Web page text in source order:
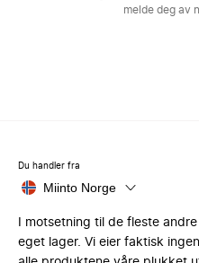
melde deg av
Du handler fra
Miinto Norge
I motsetning til de fleste
eget lager. Vi eier faktisk